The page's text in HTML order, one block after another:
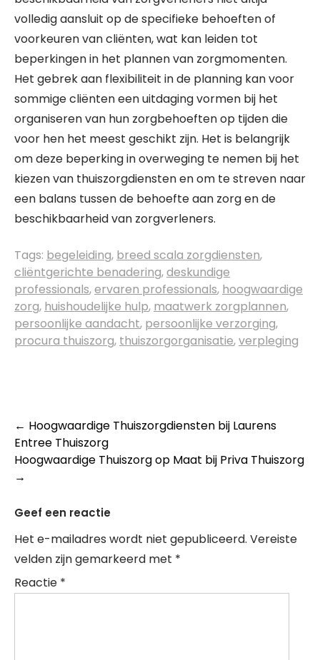
volledig aansluit op de specifieke behoeften of
voorkeuren van cliënten, wat kan leiden tot
beperkingen in het plannen van zorgmomenten.
Het gebrek aan flexibiliteit in de planning kan voor
sommige cliënten een uitdaging vormen bij het
organiseren van hun zorgbehoeften op tijden die
voor hen het meest geschikt zijn. Het is belangrijk
om deze beperking in overweging te nemen bij het
kiezen van thuiszorgdiensten en om te streven naar
een balans tussen de behoefte aan zorg en de
beschikbaarheid van zorgverleners.
Tags: begeleiding, breed scala zorgdiensten,
cliëntgerichte benadering,deskundige
professionals,ervaren professionals, hoogwaardige
zorg, huishoudelijke hulp, maatwerk zorgplannen,
persoonlijke aandacht, persoonlijke verzorging,
procura thuiszorg, thuiszorgorganisatie,verpleging
Post
navigation
← Hoogwaardige Thuiszorgdiensten bij Laurens
Entree Thuiszorg
Hoogwaardige Thuiszorg op Maat bij Priva Thuiszorg
→
Geef een reactie
Het e-mailadres wordt niet gepubliceerd. Vereiste
velden zijn gemarkeerd met *
Reactie *